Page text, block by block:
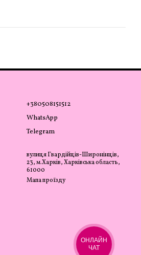
+380508151512
WhatsApp
Telegram
вулиця Гвардійців-Широнінців,
23, м.Харків, Харківська область,
61000
Мапа проїзду
ОНЛАЙН
ЧАТ